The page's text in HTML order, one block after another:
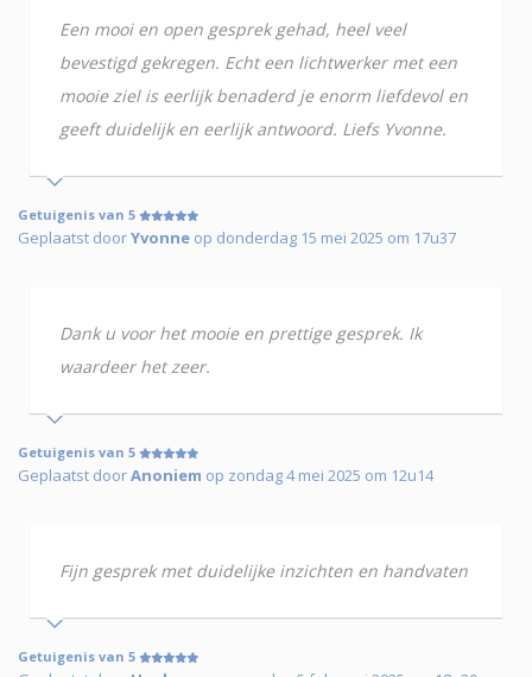
Een mooi en open gesprek gehad, heel veel
bevestigd gekregen. Echt een lichtwerker met een
mooie ziel is eerlijk benaderd je enorm liefdevol en
geeft duidelijk en eerlijk antwoord. Liefs Yvonne.
Getuigenis van 5
Geplaatst doorYvonne op donderdag 15 mei 2025 om 17u37
Dank u voor het mooie en prettige gesprek. Ik
waardeer het zeer.
Getuigenis van 5
Geplaatst doorAnoniem op zondag 4 mei 2025 om 12u14
Fijn gesprek met duidelijke inzichten en handvaten
Getuigenis van 5